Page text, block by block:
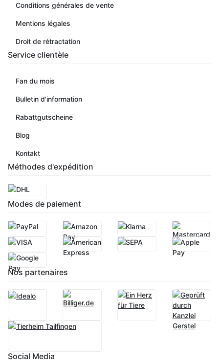
Conditions générales de vente
Mentions légales
Droit de rétractation
Service clientèle
Fan du mois
Bulletin d'information
Rabattgutscheine
Blog
Kontakt
Méthodes d'expédition
Modes de paiement
Nos partenaires
Social Media